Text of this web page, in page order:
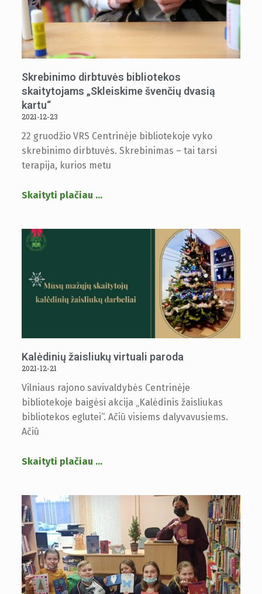
Skrebinimo dirbtuvės bibliotekos
skaitytojams „Skleiskime švenčių dvasią
kartu“
2021-12-23
22 gruodžio VRS Centrinėje bibliotekoje vyko
skrebinimo dirbtuvės. Skrebinimas – tai tarsi
terapija, kurios metu
Skaityti plačiau …
Kalėdinių žaisliukų virtuali paroda
2021-12-21
Vilniaus rajono savivaldybės Centrinėje
bibliotekoje baigėsi akcija „Kalėdinis žaisliukas
bibliotekos eglutei“. Ačiū visiems dalyvavusiems.
Ačiū
Skaityti plačiau …